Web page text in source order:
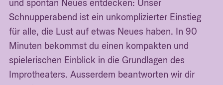
und spontan Neues entdecken: Unser
Schnupperabend ist ein unkomplizierter Einstieg
für alle, die Lust auf etwas Neues haben. In 90
Minuten bekommst du einen kompakten und
spielerischen Einblick in die Grundlagen des
Improtheaters. Ausserdem beantworten wir dir